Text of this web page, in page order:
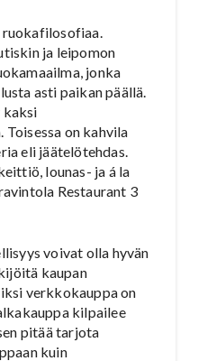
ja leipomon
jonka
asti paikan päällä.
kaksi
on kahvila
eli jäätelötehdas.
lounas- ja á la
Restaurant 3
voivat olla hyvän
kaupan
verkkokauppa on
kilpailee
pitää tarjota
kuin